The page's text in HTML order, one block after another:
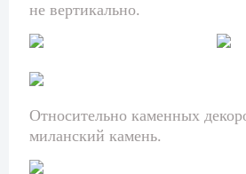
не вертикально.
Относительно каменных
миланский камень.